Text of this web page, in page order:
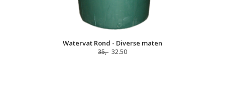
Watervat Rond - Diverse maten
35,- 32.50